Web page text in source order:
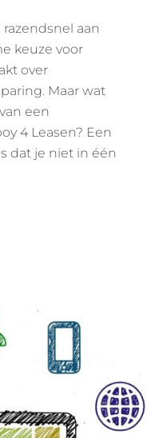
aan
keuze voor
over
Maar wat
een
4 Leasen? Een
dat je niet in één